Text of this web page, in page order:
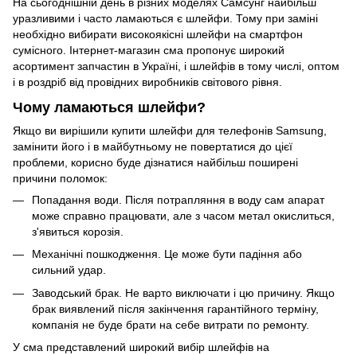
На сьогоднішній день в різних моделях Самсунг найбільш
уразливими і часто ламаються є шлейфи. Тому при заміні
необхідно вибирати високоякісні шлейфи на смартфон
сумісного. Інтернет-магазин сма пропонує широкий
асортимент запчастин в Україні, і шлейфів в тому числі, оптом
і в роздріб від провідних виробників світового рівня.
Чому ламаються шлейфи?
Якщо ви вирішили купити шлейфи для телефонів Samsung,
замінити його і в майбутньому не повертатися до цієї
проблеми, корисно буде дізнатися найбільш поширені
причини поломок:
Попадання води. Після потрапляння в воду сам апарат
може справно працювати, але з часом метал окислиться,
з'явиться корозія.
Механічні пошкодження. Це може бути падіння або
сильний удар.
Заводський брак. Не варто виключати і цю причину. Якщо
брак виявлений після закінчення гарантійного терміну,
компанія не буде брати на себе витрати по ремонту.
У сма представлений широкий вибір шлейфів на